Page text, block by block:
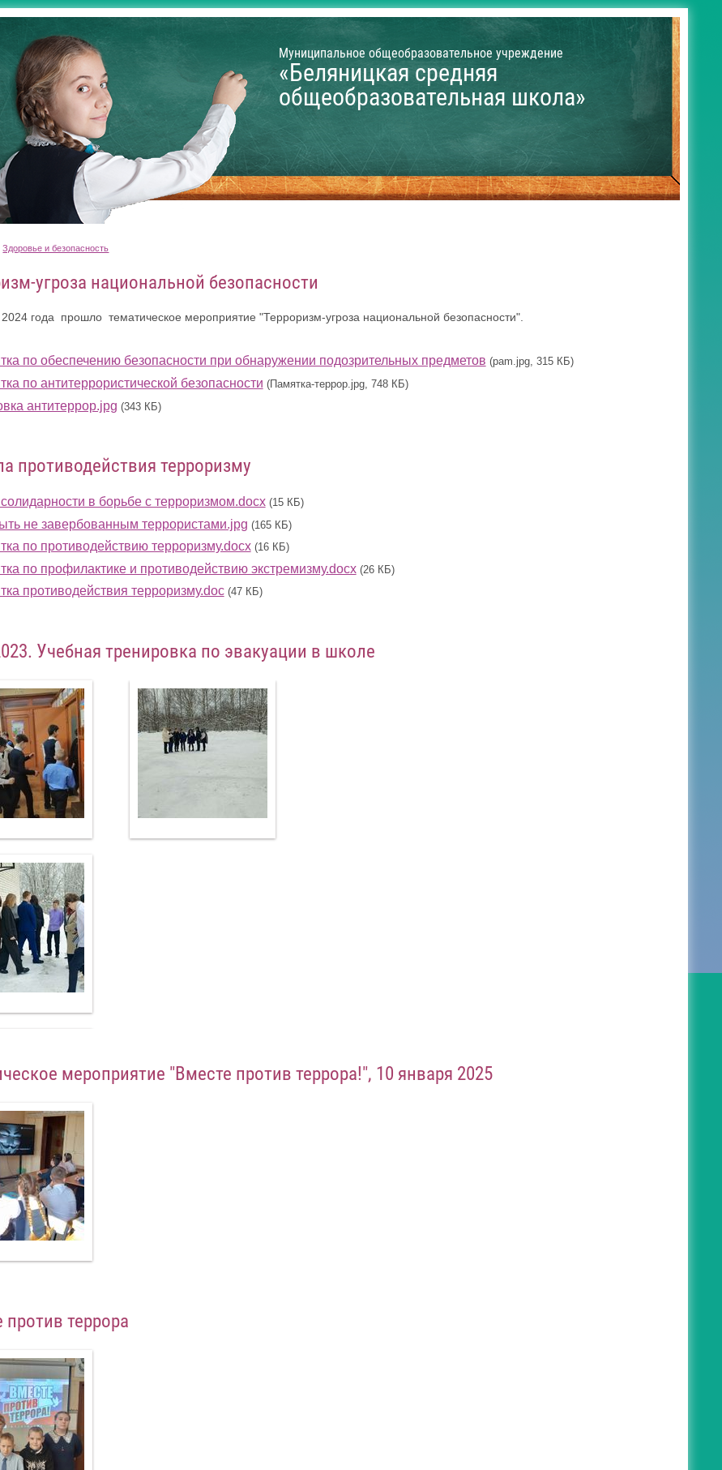
Муниципальное общеобразовательное учреждение
«Беляницкая средняя
общеобразовательная школа»
Здоровье и безопасность
угроза национальной безопасности
2024 года прошло тематическое мероприятие "Терроризм-угроза национальной безопасности".
по обеспечению безопасности при обнаружении подозрительных предметов (pam.jpg, 315 КБ)
по антитеррористической безопасности (Памятка-террор.jpg, 748 КБ)
антитеррор.jpg (343 КБ)
противодействия терроризму
в борьбе с терроризмом.docx (15 КБ)
не завербованным террористами.jpg (165 КБ)
по противодействию терроризму.docx (16 КБ)
по профилактике и противодействию экстремизму.docx (26 КБ)
противодействия терроризму.doc (47 КБ)
Учебная тренировка по эвакуации в школе
мероприятие "Вместе против террора!", 10 января 2025
против террора